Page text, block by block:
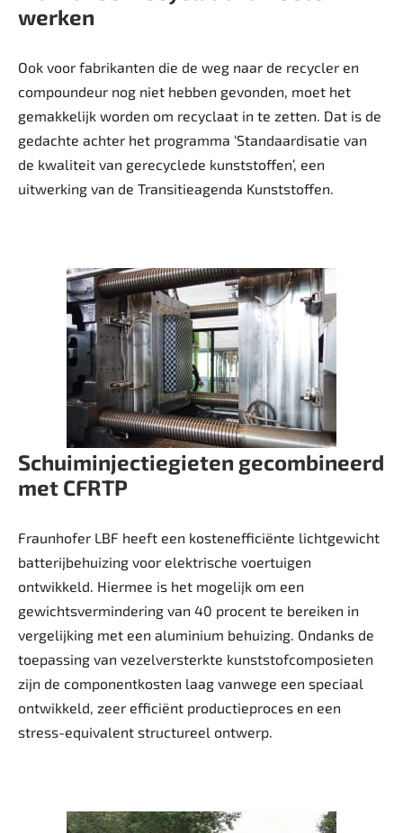
werken
Ook voor fabrikanten die de weg naar de recycler en
compoundeur nog niet hebben gevonden, moet het
gemakkelijk worden om recyclaat in te zetten. Dat is de
gedachte achter het programma ‘Standaardisatie van
de kwaliteit van gerecyclede kunststoffen’, een
uitwerking van de Transitieagenda Kunststoffen.
Schuiminjectiegieten gecombineerd
met CFRTP
Fraunhofer LBF heeft een kostenefficiënte lichtgewicht
batterijbehuizing voor elektrische voertuigen
ontwikkeld. Hiermee is het mogelijk om een
gewichtsvermindering van 40 procent te bereiken in
vergelijking met een aluminium behuizing. Ondanks de
toepassing van vezelversterkte kunststofcomposieten
zijn de componentkosten laag vanwege een speciaal
ontwikkeld, zeer efficiënt productieproces en een
stress-equivalent structureel ontwerp.